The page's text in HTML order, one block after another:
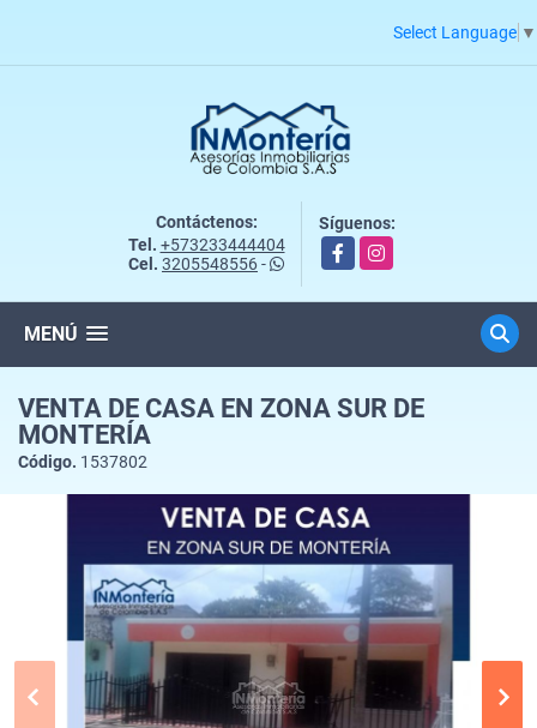
Select Language ▼
Contáctenos:
Tel. +573233444404
Cel. 3205548556-
Síguenos:
FacebookInstagram
MENÚ
VENTA DE CASA EN ZONA SUR DE
MONTERÍA
Código. 1537802